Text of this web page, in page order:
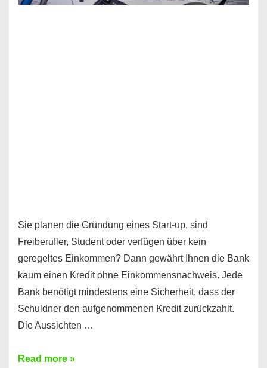
Sie planen die Gründung eines Start-up, sind
Freiberufler, Student oder verfügen über kein
geregeltes Einkommen? Dann gewährt Ihnen die Bank
kaum einen Kredit ohne Einkommensnachweis. Jede
Bank benötigt mindestens eine Sicherheit, dass der
Schuldner den aufgenommenen Kredit zurückzahlt.
Die Aussichten …
Mit
Read more »